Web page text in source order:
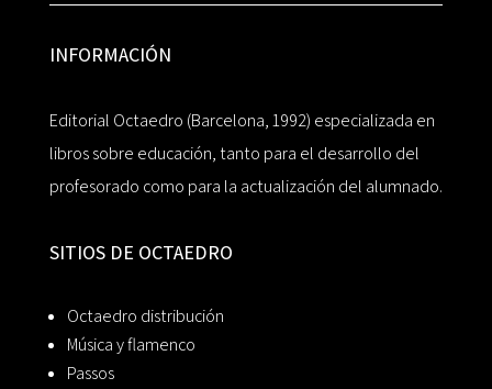
INFORMACIÓN
Editorial Octaedro (Barcelona, 1992) especializada en
libros sobre educación, tanto para el desarrollo del
profesorado como para la actualización del alumnado.
SITIOS DE OCTAEDRO
Octaedro distribución
Música y flamenco
Passos